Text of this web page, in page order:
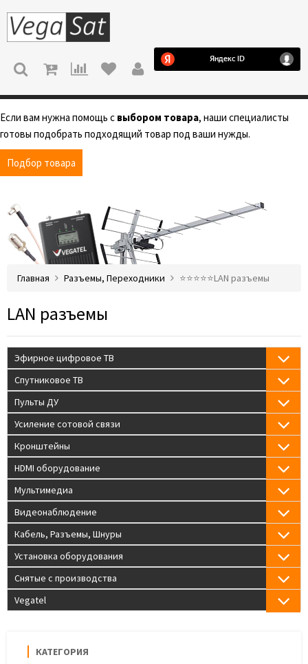
МЕНЮ
Если вам нужна помощь с выбором товара, наши специалисты
готовы подобрать подходящий товар под ваши нужды.
Подбор товара
Главная Разъемы, Переходники ⭐️⭐️⭐️⭐️⭐️LAN разъемы
LAN разъемы
Эфирное цифровое ТВ
Спутниковое ТВ
Пульты ДУ
Усиление сотовой связи
Кронштейны
HDMI оборудование
Мультимедиа
Видеонаблюдение
Кабель, Разъемы, Шнуры
Установка оборудования
Снятые с производства
Vegatel
КАТЕГОРИЯ